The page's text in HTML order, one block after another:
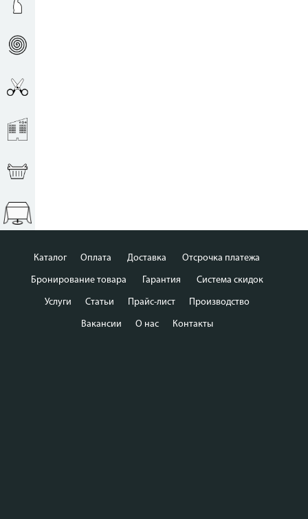
Каталог Оплата Доставка Отсрочка платежа
Бронирование товара Гарантия Система скидок
Услуги Статьи Прайс-лист Производство
Вакансии О нас Контакты